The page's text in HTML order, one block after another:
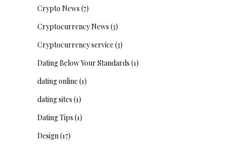
Crypto News (7)
Cryptocurrency News (3)
Cryptocurrency service (3)
Dating Below Your Standards (1)
dating online (1)
dating sites (1)
Dating Tips (1)
Design(17)